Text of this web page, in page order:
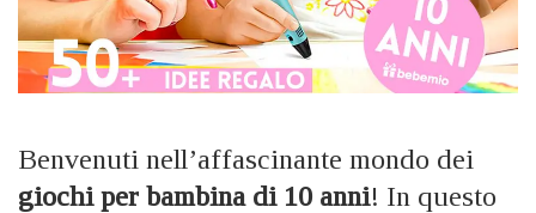
Benvenuti nell’affascinante mondo dei
giochi per bambina di 10 anni! In questo